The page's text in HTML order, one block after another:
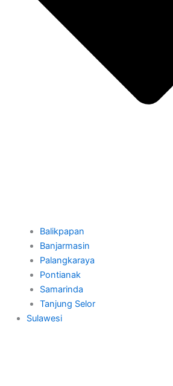
Balikpapan
Banjarmasin
Palangkaraya
Pontianak
Samarinda
Tanjung Selor
Sulawesi